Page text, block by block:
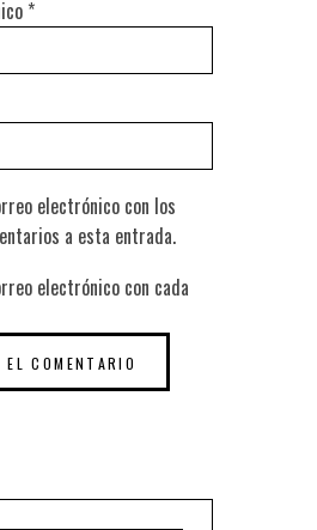
*
electrónico con los
a esta entrada.
electrónico con cada